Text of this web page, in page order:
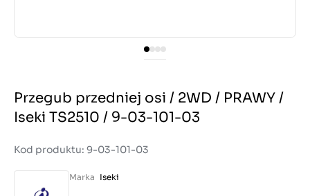
Przegub przedniej osi / 2WD / PRAWY /
Iseki TS2510 / 9-03-101-03
Kod produktu: 9-03-101-03
Marka Iseki